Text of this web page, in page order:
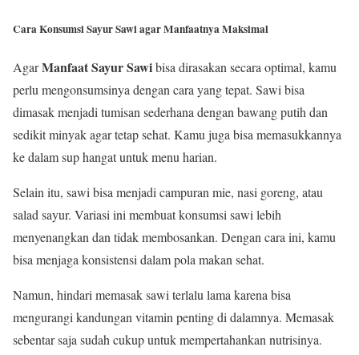
Cara Konsumsi Sayur Sawi agar Manfaatnya Maksimal
AgarManfaat Sayur Sawibisa dirasakan secara optimal, kamu
perlu mengonsumsinya dengan cara yang tepat. Sawi bisa
dimasak menjadi tumisan sederhana dengan bawang putih dan
sedikit minyak agar tetap sehat. Kamu juga bisa memasukkannya
ke dalam sup hangat untuk menu harian.
Selain itu, sawi bisa menjadi campuran mie, nasi goreng, atau
salad sayur. Variasi ini membuat konsumsi sawi lebih
menyenangkan dan tidak membosankan. Dengan cara ini, kamu
bisa menjaga konsistensi dalam pola makan sehat.
Namun, hindari memasak sawi terlalu lama karena bisa
mengurangi kandungan vitamin penting di dalamnya. Memasak
sebentar saja sudah cukup untuk mempertahankan nutrisinya.